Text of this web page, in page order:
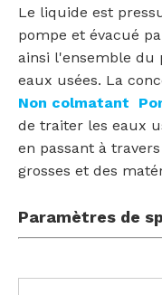
Le liquide est
pompe et évacué
ainsi l'ensemble du
eaux usées. La
Non colmatant
de traiter les eaux
en passant à
grosses et des
Paramètres de